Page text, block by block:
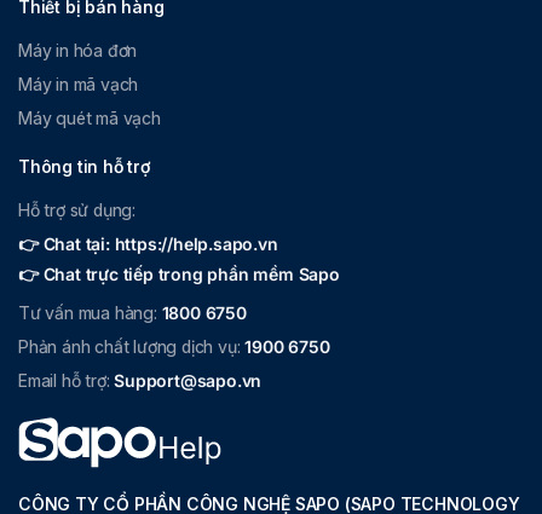
Thiết bị bán hàng
Máy in hóa đơn
Máy in mã vạch
Máy quét mã vạch
Thông tin hỗ trợ
Hỗ trợ sử dụng:
👉 Chat tại: https://help.sapo.vn
👉 Chat trực tiếp trong phần mềm Sapo
Tư vấn mua hàng: 1800 6750
Phản ánh chất lượng dịch vụ:1900 6750
Email hỗ trợ:Support@sapo.vn
CÔNG TY CỔ PHẦN CÔNG NGHỆ SAPO (SAPO TECHNOLOGY